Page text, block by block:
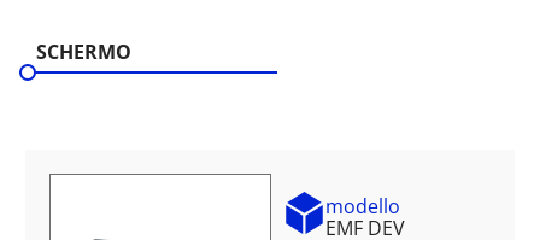
SCHERMO
modello
EMF DEV